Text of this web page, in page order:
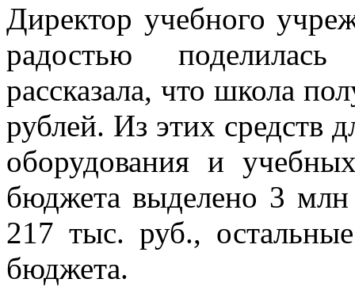
Директор учебного
радостью
рассказала, что школа
рублей. Из этих средств
оборудования и
бюджета выделено 3
217 тыс. руб.,
бюджета.